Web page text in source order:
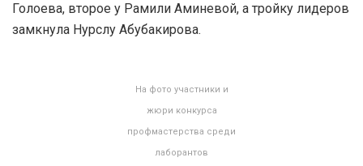
Голоева, второе у Рамили Аминевой, а тройку лидеров
замкнула Нурслу Абубакирова.
На фото участники и
жюри конкурса
профмастерства среди
лаборантов